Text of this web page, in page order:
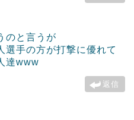
のと言うが
選手の方が打撃に優れて
達www
返信